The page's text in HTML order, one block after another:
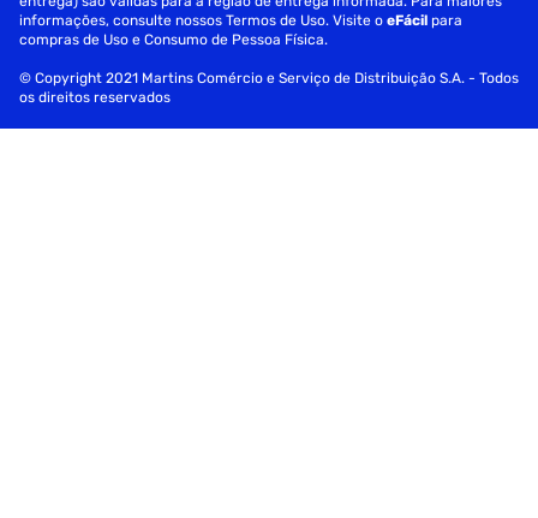
informações, consulte nossos Termos de Uso. Visite oeFácil para
compras de Uso e Consumo de Pessoa Física.
© Copyright 2021 Martins Comércio e Serviço de Distribuição S.A. - Todos
os direitos reservados